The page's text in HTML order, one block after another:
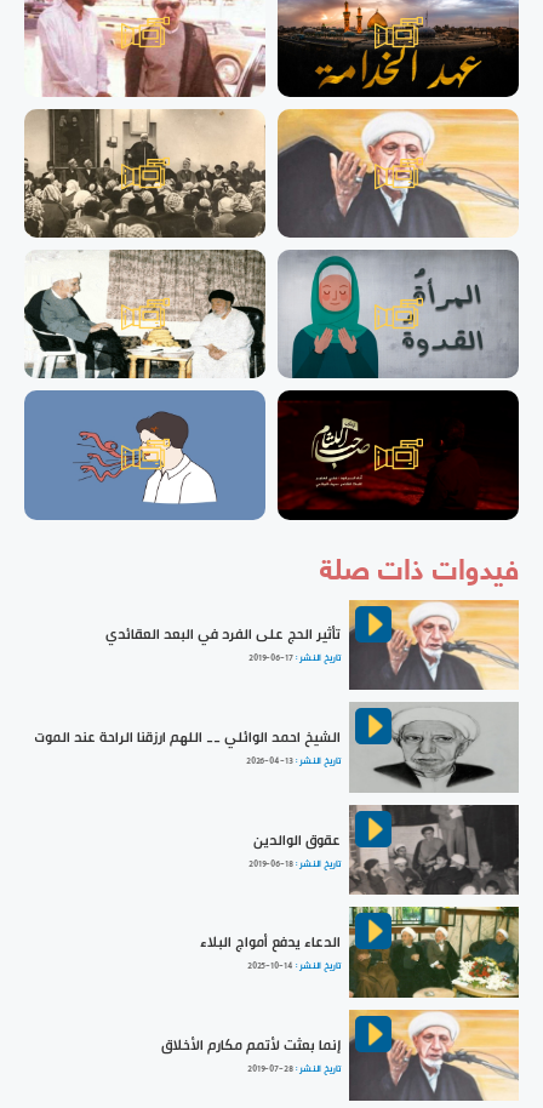
فيدوات ذات صلة
تأثير الحج على الفرد في البعد العقائدي
تاريخ النشر :2019-06-17
الشيخ احمد الوائلي __ اللهم ارزقنا الراحة عند الموت
تاريخ النشر :2026-04-13
عقوق الوالدين
تاريخ النشر :2019-06-18
الدعاء يدفع أمواج البلاء
تاريخ النشر : 2025-10-14
إنما بعثت لأتمم مكارم الأخلاق
تاريخ النشر :2019-07-28